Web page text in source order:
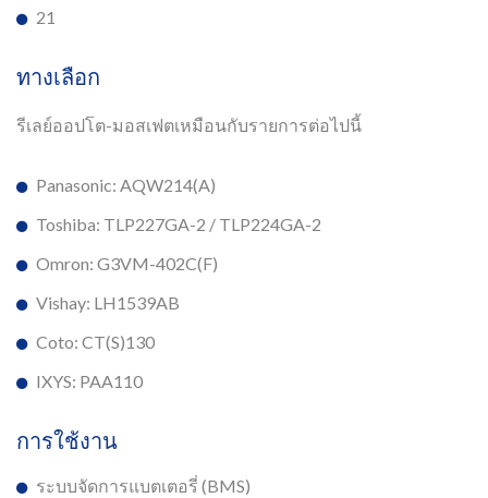
21
ทางเลือก
รีเลย์ออปโต-มอสเฟตเหมือนกับรายการต่อไปนี้
Panasonic: AQW214(A)
Toshiba: TLP227GA-2 / TLP224GA-2
Omron: G3VM-402C(F)
Vishay: LH1539AB
Coto: CT(S)130
IXYS: PAA110
การใช้งาน
ระบบจัดการแบตเตอรี่ (BMS)